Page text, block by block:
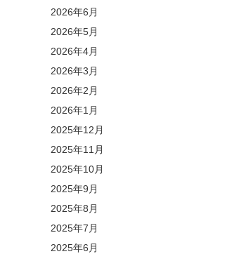
2026年6月
2026年5月
2026年4月
2026年3月
2026年2月
2026年1月
2025年12月
2025年11月
2025年10月
2025年9月
2025年8月
2025年7月
2025年6月